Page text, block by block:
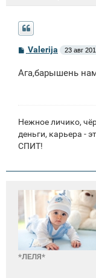
С
о
б
Valerija 23 авг
Ага,барышень
Нежное личико,
деньги, карьера
СПИТ!
*ЛЕЛЯ*